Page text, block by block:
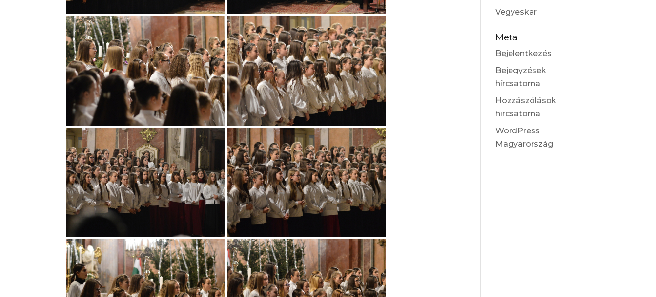
Vegyeskar
Meta
Bejelentkezés
Bejegyzések
hírcsatorna
Hozzászólások
hírcsatorna
WordPress
Magyarország